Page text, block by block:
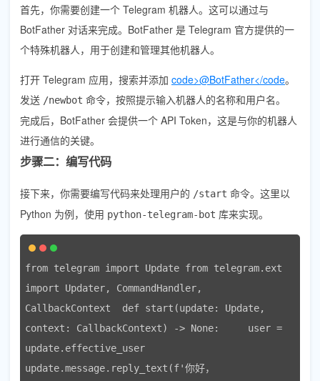
首先，你需要创建一个 Telegram 机器人。这可以通过与
BotFather 对话来完成。BotFather 是 Telegram 官方提供的一
个特殊机器人，用于创建和管理其他机器人。
打开 Telegram 应用，搜索并添加 code>@BotFather</code。
发送 /newbot 命令，按照提示输入机器人的名称和用户名。
完成后，BotFather 会提供一个 API Token，这是与你的机器人
进行通信的关键。
步骤二：编写代码
接下来，你需要编写代码来处理用户的 /start 命令。这里以
Python 为例，使用 python-telegram-bot 库来实现。
from telegram import Update from telegram.ext
import Updater, CommandHandler,
CallbackContext  def start(update: Update,
context: CallbackContext) -> None:     user =
update.effective_user
update.message.reply_text(f'你好，